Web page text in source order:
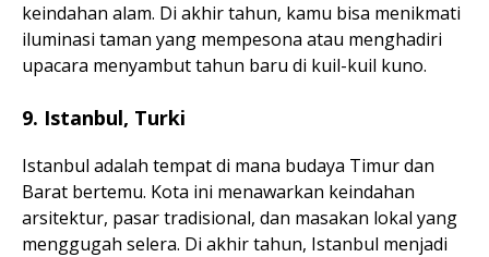
keindahan alam. Di akhir tahun, kamu bisa menikmati
iluminasi taman yang mempesona atau menghadiri
upacara menyambut tahun baru di kuil-kuil kuno.
9. Istanbul, Turki
Istanbul adalah tempat di mana budaya Timur dan
Barat bertemu. Kota ini menawarkan keindahan
arsitektur, pasar tradisional, dan masakan lokal yang
menggugah selera. Di akhir tahun, Istanbul menjadi